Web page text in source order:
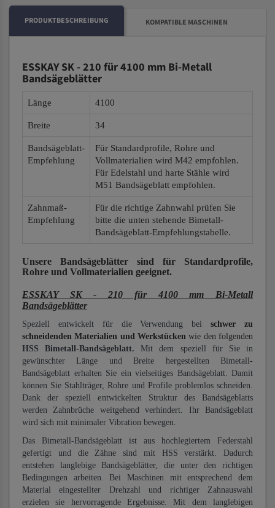
PRODUKTBESCHREIBUNG KOMPATIBLE MASCHINEN
ESSKAY SK - 210 für 4100 mm Bi-Metall
Bandsägeblätter
Länge 4100
Breite 34
Bandsägeblatt-
Empfehlung
Für Standardprofile, Rohre und
Vollmaterialien wird M42 empfohlen.
Für Edelstahl und harte Stähle wird
M51 Bandsägeblatt empfohlen.
Zahnmaß-
Empfehlung
Für die richtige Zahnwahl prüfen Sie
bitte die unten stehende Bimetall-
Bandsägeblatt-Empfehlungstabelle.
Unsere Bandsägeblätter sind für Standardprofile,
Rohre und Vollmaterialien geeignet.
ESSKAY SK - 210 für 4100 mm Bi-Metall
Bandsägeblätter
Speziell entwickelt für die Verwendung beischwer zu
schneidenden Materialien und Werkstücken wie den folgenden
HSS Bimetall-Bandsägeblatt. Mit dem speziell für Sie in
gewünschter Länge und Breite hergestellten Bimetall-
Bandsägeblatt erhalten Sie ein vielseitiges Bandsägeblatt. Damit
können Sie Stahlträger, Rohre und Profile problemlos schneiden.
Dank der speziell entwickelten Struktur des Bandsägeblatts
werden Zahnbrüche weitgehend verhindert. Ihr Bandsägeblatt
wird sich mit minimaler Vibration bewegen.
Das Bimetall-Bandsägeblatt ist aus hochlegiertem Federstahl
gefertigt und die Zähne sind mit HSS verstärkt. Dadurch
entstehen langlebige Bandsägeblätter, die unter den richtigen
Bedingungen arbeiten. Bei Maschinen mit entsprechend dem
Material eingestellter Drehzahl und richtiger Zahnauswahl
erzielen sie hervorragende Ergebnisse. Mit dem langlebigen